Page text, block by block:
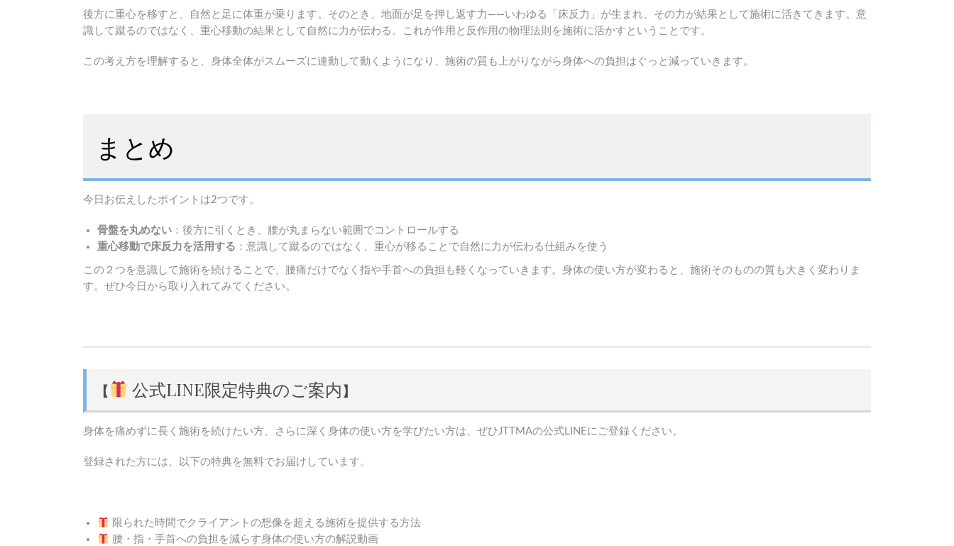
後方に重心を移すと、自然と足に体重が乗ります。そのとき、地面が足を押し返す力――いわゆる「床反力」が生まれ、その力が結果として施術に活きてきます。意
識して蹴るのではなく、重心移動の結果として自然に力が伝わる。これが作用と反作用の物理法則を施術に活かすということです。
この考え方を理解すると、身体全体がスムーズに連動して動くようになり、施術の質も上がりながら身体への負担はぐっと減っていきます。
まとめ
今日お伝えしたポイントは2つです。
骨盤を丸めない ：後方に引くとき、腰が丸まらない範囲でコントロールする
重心移動で床反力を活用する ：意識して蹴るのではなく、重心が移ることで自然に力が伝わる仕組みを使う
この２つを意識して施術を続けることで、腰痛だけでなく指や手首への負担も軽くなっていきます。身体の使い方が変わると、施術そのものの質も大きく変わりま
す。ぜひ今日から取り入れてみてください。
【 公式LINE限定特典のご案内】
身体を痛めずに長く施術を続けたい方、さらに深く身体の使い方を学びたい方は、ぜひJTTMAの公式LINEにご登録ください。
登録された方には、以下の特典を無料でお届けしています。
限られた時間でクライアントの想像を超える施術を提供する方法
腰・指・手首への負担を減らす身体の使い方の解説動画